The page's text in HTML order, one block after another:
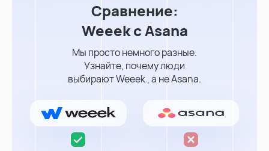
возможности
для кого
Сравнение:
Weeek с Asana
Мы просто немного разные.
Узнайте, почему люди
выбирают Weeek , а не Asana.